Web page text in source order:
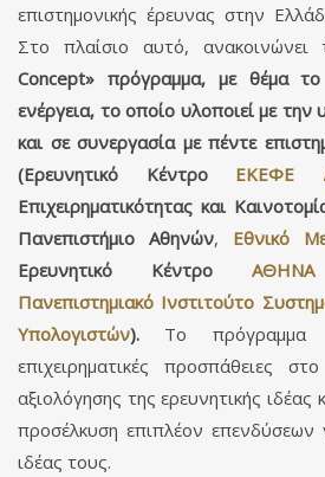
επιστημονικής έρευνας στην
Στο πλαίσιο αυτό,
Concept» πρόγραμμα, με θέμα
ενέργεια, το οποίο υλοποιεί με την
και σε συνεργασία με πέντε
(Ερευνητικό Κέντρο ΕΚΕΦΕ
Επιχειρηματικότητας και
Πανεπιστήμιο Αθηνών, Εθνικό
Ερευνητικό Κέντρο ΑΘΗΝΑ
Πανεπιστημιακό Ινστιτούτο
Υπολογιστών). Το πρόγραμμα
επιχειρηματικές προσπάθειες
αξιολόγησης της ερευνητικής ιδέας
προσέλκυση επιπλέον επενδύσεων
ιδέας τους.